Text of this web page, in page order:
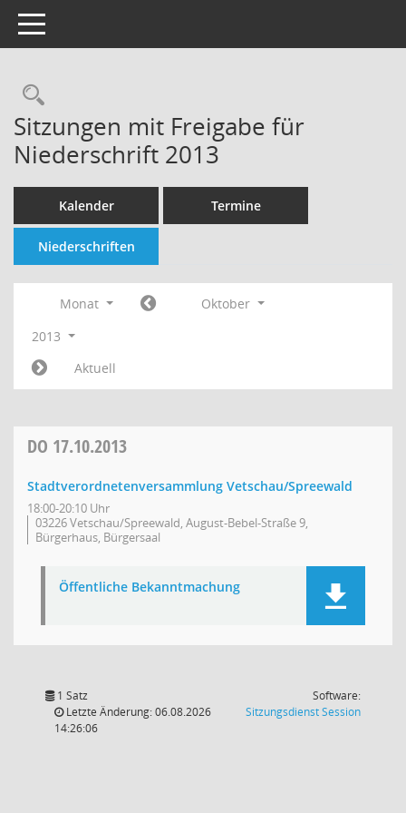
Toggle navigation
Rechercheauswahl
Sitzungen mit Freigabe für
Niederschrift 2013
Kalender Termine
Niederschriften
Monat
Oktober
2013
Aktuell
DO 17.10.2013
Stadtverordnetenversammlung Vetschau/Spreewald
18:00-20:10 Uhr
03226 Vetschau/Spreewald, August-Bebel-Straße 9,
Bürgerhaus, Bürgersaal
Öffentliche Bekanntmachung
1 Satz
Letzte Änderung: 06.08.2026
14:26:06
Software:
SitzungsdienstSession(Wird in